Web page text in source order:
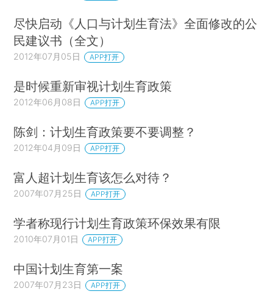
尽快启动《人口与计划生育法》全面修改的公
民建议书（全文）
2012年07月05日 APP打开
是时候重新审视计划生育政策
2012年06月08日 APP打开
陈剑：计划生育政策要不要调整？
2012年04月09日 APP打开
富人超计划生育该怎么对待？
2007年07月25日 APP打开
学者称现行计划生育政策环保效果有限
2010年07月01日 APP打开
中国计划生育第一案
2007年07月23日 APP打开